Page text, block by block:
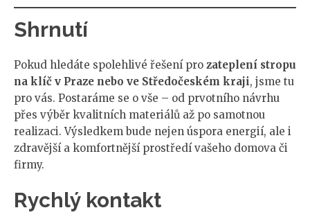
Shrnutí
Pokud hledáte spolehlivé řešení pro zateplení stropu
na klíč v Praze nebo ve Středočeském kraji, jsme tu
pro vás. Postaráme se o vše – od prvotního návrhu
přes výběr kvalitních materiálů až po samotnou
realizaci. Výsledkem bude nejen úspora energií, ale i
zdravější a komfortnější prostředí vašeho domova či
firmy.
Rychlý kontakt